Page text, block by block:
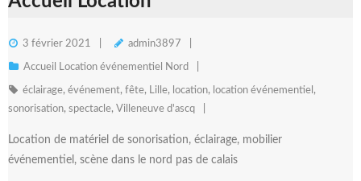
3 février 2021 admin3897
Accueil Location événementiel Nord
éclairage, événement, fête, Lille, location, location événementiel ,
sonorisation, spectacle, Villeneuve d'ascq
Location de matériel de sonorisation, éclairage, mobilier
événementiel, scène dans le nord pas de calais